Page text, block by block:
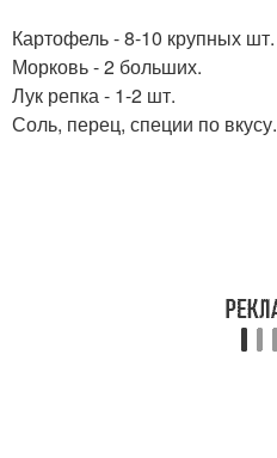
Картофель - 8-10 крупных шт.
Морковь - 2 больших.
Лук репка - 1-2 шт.
Соль, перец, специи по вкусу.